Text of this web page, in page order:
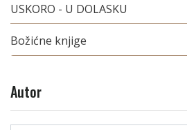
USKORO - U DOLASKU
Božićne knjige
Autor